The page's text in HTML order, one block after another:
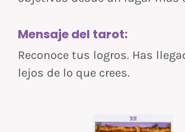
Mensaje del tarot:
Reconoce tus logros. Has
lejos de lo que crees.